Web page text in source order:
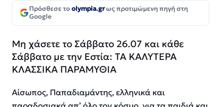
Πρόσθεσε τοolympia.grως προτιμώμενη πηγή στη
Google
Μη χάσετε το Σάββατο 26.07 και κάθε
Σάββατο με την Εστία: ΤΑ ΚΑΛΥΤΕΡΑ
ΚΛΑΣΣΙΚΑ ΠΑΡΑΜΥΘΙΑ
Αίσωπος, Παπαδιαμάντης, ελληνικά και